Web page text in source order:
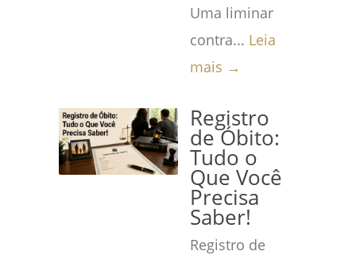
Uma liminar
contra... Leia
mais →
Registro
de Óbito:
Tudo o
Que Você
Precisa
Saber!
Registro de